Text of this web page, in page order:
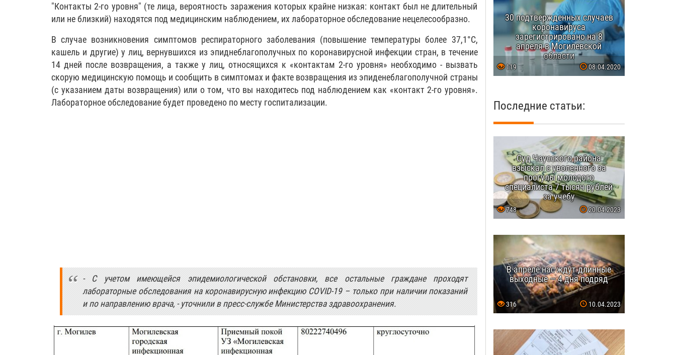
"Контакты 2-го уровня" (те лица, вероятность заражения которых крайне низкая: контакт был не длительный
или не близкий) находятся под медицинским наблюдением, их лабораторное обследование нецелесообразно.
В случае возникновения симптомов респираторного заболевания (повышение температуры более 37,1°С,
кашель и другие) у лиц, вернувшихся из эпиднеблагополучных по коронавирусной инфекции стран, в течение
14 дней после возвращения, а также у лиц, относящихся к «контактам 2-го уровня» необходимо - вызвать
скорую медицинскую помощь и сообщить в симптомах и факте возвращения из эпиденеблагополучной страны
(с указанием даты возвращения) или о том, что вы находитесь под наблюдением как «контакт 2-го уровня».
Лабораторное обследование будет проведено по месту госпитализации.
- С учетом имеющейся эпидемиологической обстановки, все остальные граждане проходят
лабораторные обследования на коронавирусную инфекцию COVID-19 – только при наличии показаний
и по направлению врача, - уточнили в пресс-службе Министерства здравоохранения.
30 подтвержденных случаев
коронавируса
зарегистрировано на 8
апреля в Могилевской
области
119 08.04.2020
Последние статьи:
Суд Чаусского района
взыскал с уволенного за
прогулы молодого
специалиста 7 тысяч рублей
за учебу
748 20.04.2023
В апреле нас ждут длинные
выходные — 4 дня подряд
316 10.04.2023